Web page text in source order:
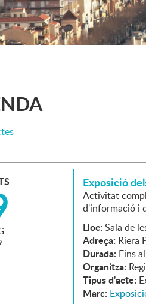
Exposició
Activitat
d'informació i
Lloc: Sala de
Adreça: Riera
Durada: Fins
Organitza:
Tipus d'acte:
Marc: